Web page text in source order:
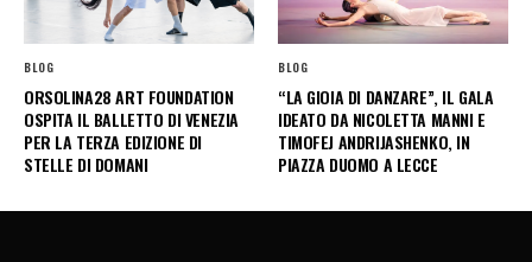
BLOG
ORSOLINA28 ART FOUNDATION
OSPITA IL BALLETTO DI VENEZIA
PER LA TERZA EDIZIONE DI
STELLE DI DOMANI
BLOG
“LA GIOIA DI DANZARE”, IL GALA
IDEATO DA NICOLETTA MANNI E
TIMOFEJ ANDRIJASHENKO, IN
PIAZZA DUOMO A LECCE